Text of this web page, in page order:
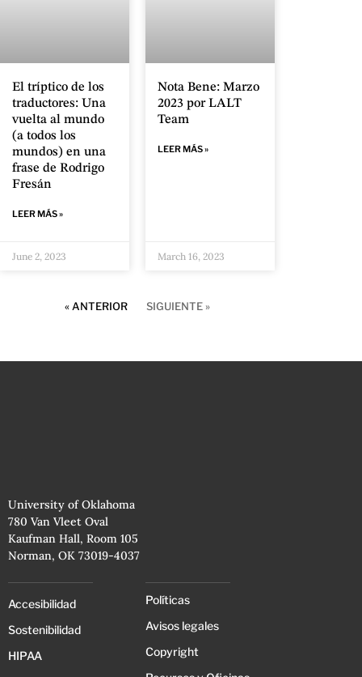
El tríptico de los
traductores: Una
vuelta al mundo
(a todos los
mundos) en una
frase de Rodrigo
Fresán
LEER MÁS »
June 2, 2023
Nota Bene: Marzo
2023 por LALT
Team
LEER MÁS »
March 16, 2023
« ANTERIOR SIGUIENTE »
University of Oklahoma
780 Van Vleet Oval
Kaufman Hall, Room 105
Norman, OK 73019-4037
Accesibilidad
Sostenibilidad
HIPAA
Políticas
Avisos legales
Copyright